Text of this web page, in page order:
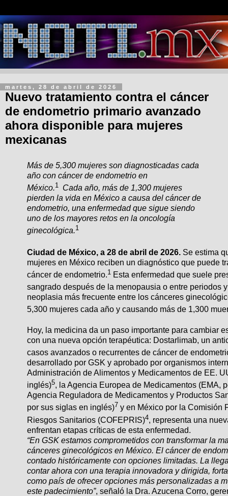
martes, 28 de abril de 2026
Nuevo tratamiento contra el cáncer
de endometrio primario avanzado
ahora disponible para mujeres
mexicanas
Más de 5,300 mujeres son diagnosticadas cada
año con cáncer de endometrio en
México.1 Cada año, más de 1,300 mujeres
pierden la vida en México a causa del cáncer de
endometrio, una enfermedad que sigue siendo
uno de los mayores retos en la oncología
ginecológica.1
Ciudad de México, a 28 de abril de 2026. Se estima
mujeres en México reciben un diagnóstico que puede
cáncer de endometrio.1 Esta enfermedad que suele
sangrado después de la menopausia o entre periodos
neoplasia más frecuente entre los cánceres
5,300 mujeres cada año y causando más de 1,300
Hoy, la medicina da un paso importante para cambiar
con una nueva opción terapéutica: Dostarlimab, un
casos avanzados o recurrentes de cáncer de
desarrollado por GSK y aprobado por organismos
Administración de Alimentos y Medicamentos de EE.
inglés)5, la Agencia Europea de Medicamentos (EMA,
Agencia Reguladora de Medicamentos y Productos
por sus siglas en inglés)7 y en México por la Comisión
Riesgos Sanitarios (COFEPRIS)4, representa una
enfrentan etapas críticas de esta enfermedad.
“En GSK estamos comprometidos con transformar la
cánceres ginecológicos en México. El cáncer de
contado históricamente con opciones limitadas. La
contar ahora con una terapia innovadora y dirigida,
como país de ofrecer opciones más personalizadas a
este padecimiento”, señaló la Dra. Azucena Corro,